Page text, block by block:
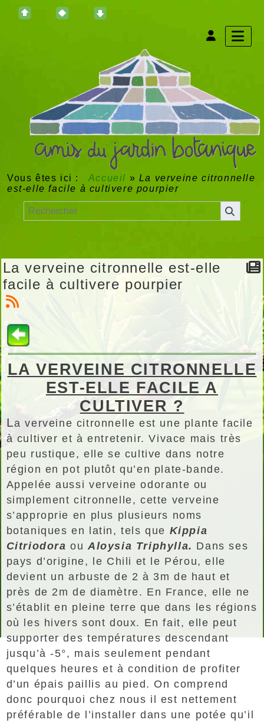
Vous êtes ici : Accueil » La verveine citronnelle
est-elle facile à cultivere pourpier
La verveine citronnelle est-elle
facile à cultivere pourpier
LA VERVEINE CITRONNELLE
EST-ELLE FACILE A
CULTIVER ?
La verveine citronnelle est une plante facile
à cultiver et à entretenir. Vivace mais très
peu rustique, elle se cultive dans notre
région en pot plutôt qu’en plate-bande.
Appelée aussi verveine odorante ou
simplement citronnelle, cette verveine
s’approprie en plus plusieurs noms
botaniques en latin, tels que Kippia
Citriodora ou Aloysia Triphylla. Dans ses
pays d’origine, le Chili et le Pérou, elle
devient un arbuste de 2 à 3m de haut et
près de 2m de diamètre. En France, elle ne
s’établit en pleine terre que dans les régions
où les hivers sont doux. En fait, elle peut
supporter des températures descendant
jusqu’à -5°, mais seulement pendant
quelques heures et à condition de profiter
d’un épais paillis au pied. On comprend
donc pourquoi chez nous il est nettement
préférable de l’installer dans une potée qu’il